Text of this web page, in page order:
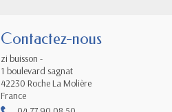
Contactez-nous
zi buisson -
1 boulevard sagnat
42230 Roche La Molière
France